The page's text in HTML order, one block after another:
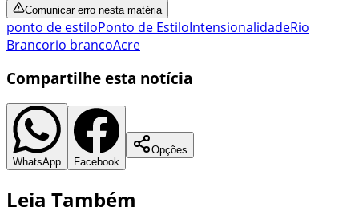
Comunicar erro nesta matéria
ponto de estiloPonto de EstiloIntensionalidadeRio
Brancorio brancoAcre
Compartilhe esta notícia
WhatsApp Facebook
Opções
Leia Também